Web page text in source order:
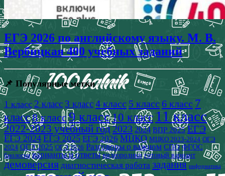
ЕГЭ 2026 по английскому языку. М. В.
Вербицкая 400 учебных заданий
📌 Популярные метки
1 класс 2 класс 3 класс4 класс 5 класс 6 класс 7
класс8 класс9 класс10 класс 11 класс
2022-2023 учебный год2023 2024 ВПР 2025 ЕГЭ
ЕГЭ 2024 ЕГЭ 2025 ЕГЭ 2026 МЦКО МЦКО 2023-2024 ОГЭ
2024 ОГЭ 2025 ОГЭ 2026 Разговоры о важном СПО ФГОС
биология варианты и ответы видеоролики готовый вариант
демоверсия диагностическая работа задания информатика